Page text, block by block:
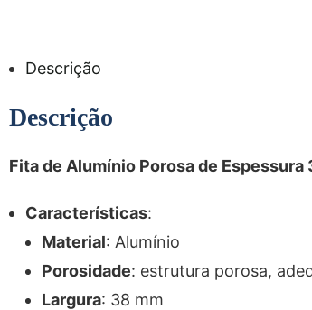
Descrição
Descrição
Fita de Alumínio Porosa de Espessura
Características:
Material: Alumínio
Porosidade: estrutura porosa,
Largura: 38 mm